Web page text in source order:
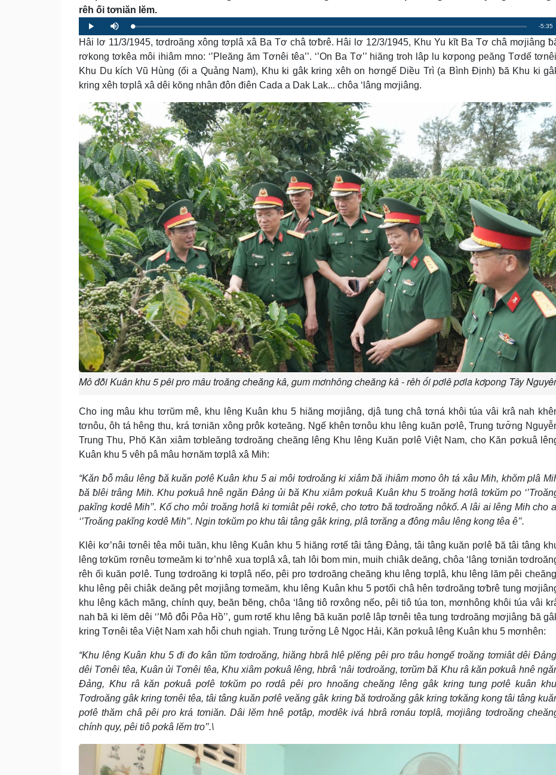
rêh ối tơniăn lĕm.
Play Mute Loaded:
0%
Progress:
0%
Time
-5:35
Hâi lơ 11/3/1945, tơdroăng xông tơplâ xâ Ba Tơ châ tơƀrê. Hâi lơ 12/3/1945, Khu Yu kĭt Ba Tơ châ mơjiâng
rơkong tơkêa môi ihiâm mno: ‘’Pleăng ăm Tơnêi têa’’. ‘’On Ba Tơ’’ hiăng troh lâp lu kơpong peăng Tơdế
Khu Du kích Vũ Hùng (ối a Quảng Nam), Khu ki gâk kring xêh on hơngế Diều Trì (a Bình Định) ƀă Khu ki
kring xêh tơplâ xâ dêi kŏng nhân đôn điên Cada a Dak Lak... chôa ‘lâng mơjiâng.
Mô đô̆i Kuân khu 5 pêi pro mâu troăng cheăng kâ, gum mơnhông cheăng kâ - rêh ối pơlê pơla kơpong Tây
Cho ing mâu khu tơrŭm mê, khu lêng Kuân khu 5 hiăng mơjiâng, djâ tung châ tơná khôi túa vâi krâ nah
tơnôu, ôh tá hêng thu, krá tơniăn xông prôk kơteăng. Ngế khên tơnôu khu lêng kuăn pơlê, Trung tươ̆ng
Trung Thu, Phŏ Kăn xiâm tơbleăng tơdroăng cheăng lêng Khu lêng Kuăn pơlê Việt Nam, cho Kăn pơkuâ
Kuân khu 5 vêh pâ mâu hơnăm tơplâ xâ Mih:
“Kăn ƀô̆ mâu lêng ƀă kuăn pơlê Kuân khu 5 ai môi tơdroăng ki xiâm ƀă ihiâm mơno ôh tá xâu Mih, khŏm plâ
ƀă ƀlêi trâng Mih. Khu pơkuâ hnê ngăn Đảng ủi ƀă Khu xiâm pơkuâ Kuân khu 5 troăng hơlâ tơkŭm po
pakĭng kơdê Mih’’. Kố cho môi troăng hơlâ ki tơmiât pêi rơkê, cho tơtro ƀă tơdroăng nôkố. A lâi ai lêng Mih cho
‘’Troăng pakĭng kơdê Mih’’. Ngin tơkŭm po khu tâi tâng gâk kring, plâ tơrăng a đông mâu lêng kong têa ê’’.
Klêi kơ’nâi tơnêi têa môi tuăn, khu lêng Kuân khu 5 hiăng rơtế tâi tâng Đảng, tâi tâng kuăn pơlê ƀă tâi tâng
lêng tơkŭm rơnêu tơmeăm ki tơ’nhê xua tơplâ xâ, tah lôi ƀom min, muih chiâk deăng, chôa ‘lâng tơniăn
rêh ối kuăn pơlê. Tung tơdroăng ki tơplâ nếo, pêi pro tơdroăng cheăng khu lêng tơplâ, khu lêng lăm pêi
khu lêng pêi chiâk deăng pêt mơjiâng tơmeăm, khu lêng Kuân khu 5 pơtối châ hên tơdroăng tơƀrê tung
khu lêng kăch măng, chính quy, ƀeăn ƀĕng, chôa ‘lâng tiô rơxông nếo, pêi tiô túa ton, mơnhông khôi túa vâi
nah ƀă ki lĕm dêi ‘’Mô đô̆i Pôa Hồ’’, gum rơtế khu lêng ƀă kuăn pơlê lâp tơnêi têa tung tơdroăng mơjiâng ƀă
kring Tơnêi têa Việt Nam xah hô̆i chuh ngiah. Trung tươ̆ng Lê Ngọc Hải, Kăn pơkuâ lêng Kuân khu 5 mơnhên:
“Khu lêng Kuân khu 5 đi đo kân tŭm tơdroăng, hiăng hbrâ hlê plĕng pêi pro trâu hơngế troăng tơmiât dêi
dêi Tơnêi têa, Kuân ủi Tơnêi têa, Khu xiâm pơkuâ lêng, hbrâ ‘nâi tơdroăng, tơrŭm ƀă Khu râ kăn pơkuâ hnê
Đảng, Khu râ kăn pơkuâ pơlê tơkŭm po rơdâ pêi pro hnoăng cheăng lêng gâk kring tung pơlê kuân
Tơdroăng gâk kring tơnêi têa, tâi tâng kuăn pơlê veăng gâk kring ƀă tơdroăng gâk kring tơkăng kong tâi tâng
pơlê thăm châ pêi pro krá tơniăn. Dâi lĕm hnê pơtâp, mơdêk ivá hbrâ rơnáu tơplâ, mơjiâng tơdroăng
chính quy, pêi tiô pơkâ lĕm tro’’.\